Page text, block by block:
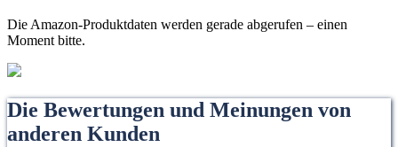
Die Amazon-Produktdaten werden gerade abgerufen – einen
Moment bitte.
Die Bewertungen und Meinungen von
anderen Kunden